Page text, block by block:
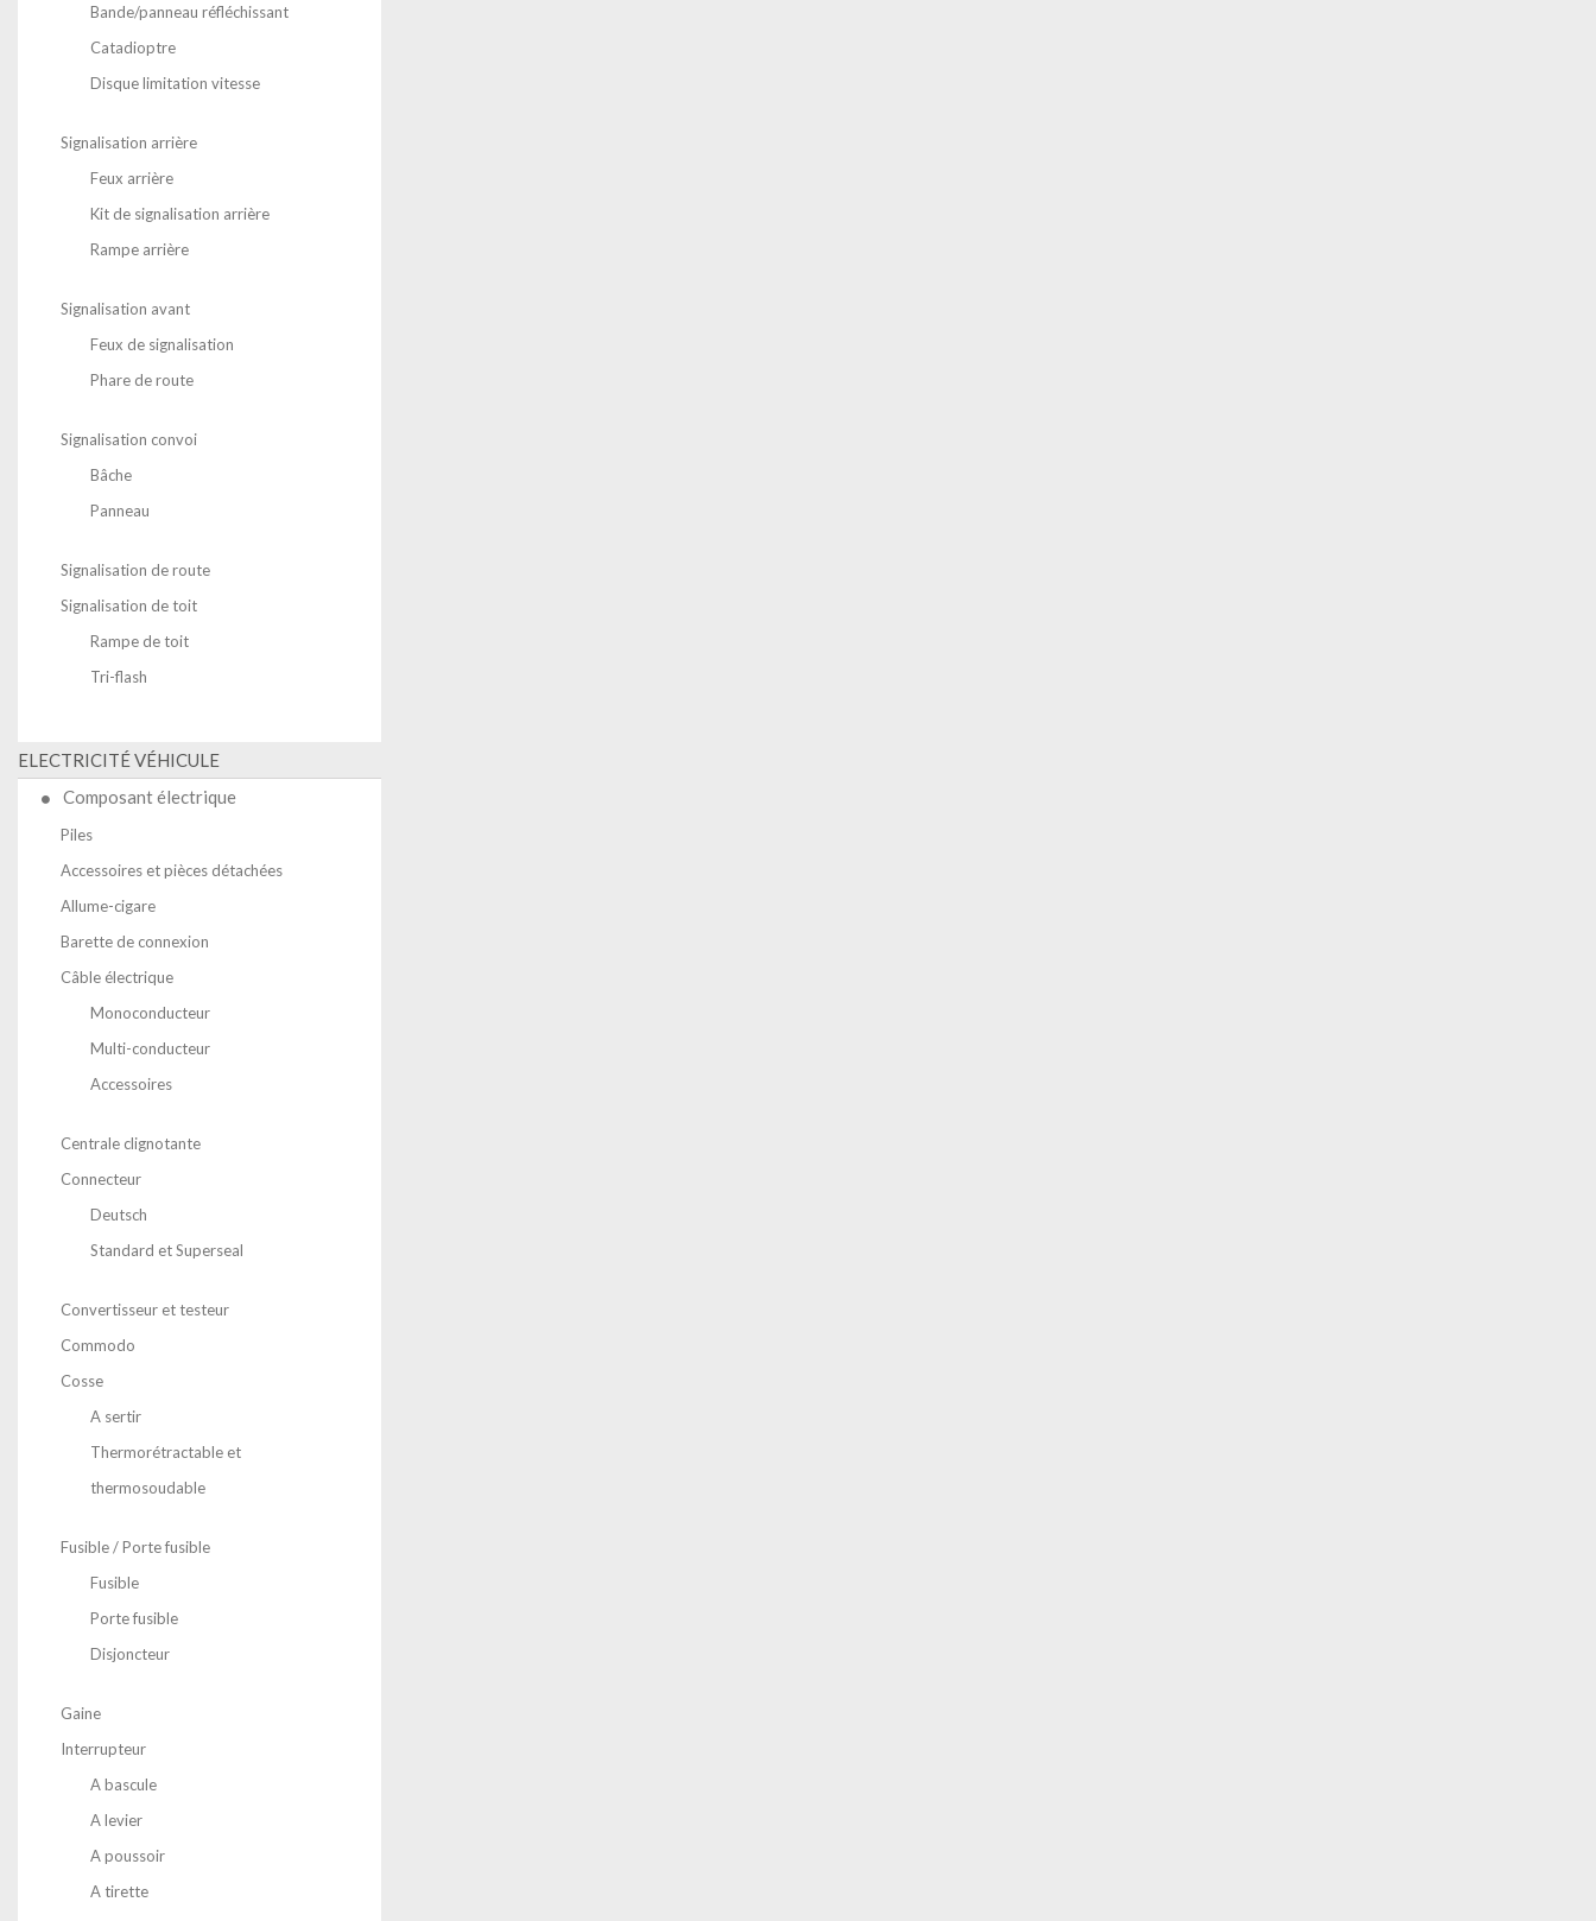
Bande/panneau réfléchissant
Catadioptre
Disque limitation vitesse
Signalisation arrière
Feux arrière
Kit de signalisation arrière
Rampe arrière
Signalisation avant
Feux de signalisation
Phare de route
Signalisation convoi
Bâche
Panneau
Signalisation de route
Signalisation de toit
Rampe de toit
Tri-flash
ELECTRICITÉ VÉHICULE
Composant électrique
Piles
Accessoires et pièces détachées
Allume-cigare
Barette de connexion
Câble électrique
Monoconducteur
Multi-conducteur
Accessoires
Centrale clignotante
Connecteur
Deutsch
Standard et Superseal
Convertisseur et testeur
Commodo
Cosse
A sertir
Thermorétractable et
thermosoudable
Fusible / Porte fusible
Fusible
Porte fusible
Disjoncteur
Gaine
Interrupteur
A bascule
A levier
A poussoir
A tirette